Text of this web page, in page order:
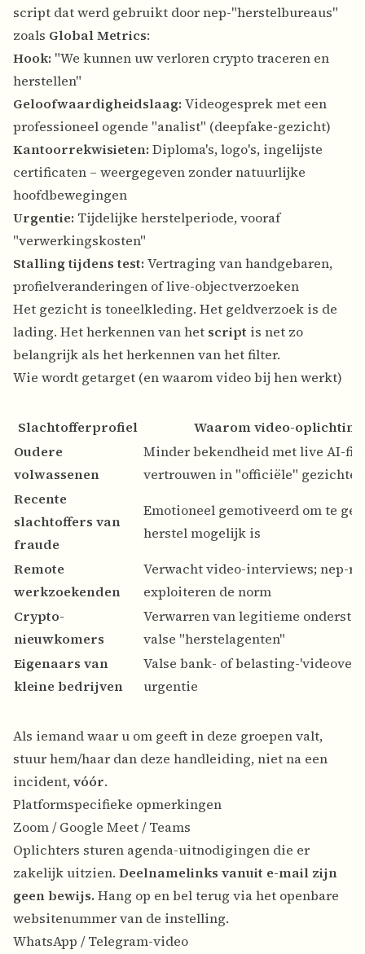
script dat werd gebruikt door nep-"herstelbureaus"
zoals Global Metrics:
Hook: "We kunnen uw verloren crypto traceren en
herstellen"
Geloofwaardigheidslaag: Videogesprek met een
professioneel ogende "analist" (deepfake-gezicht)
Kantoorrekwisieten: Diploma's, logo's, ingelijste
certificaten – weergegeven zonder natuurlijke
hoofdbewegingen
Urgentie: Tijdelijke herstelperiode, vooraf
"verwerkingskosten"
Stalling tijdens test: Vertraging van handgebaren,
profielveranderingen of live-objectverzoeken
Het gezicht is toneelkleding. Het geldverzoek is de
lading. Het herkennen van het script is net zo
belangrijk als het herkennen van het filter.
Wie wordt getarget (en waarom video bij hen werkt)
Slachtofferprofiel
Waarom video-
Oudere
volwassenen
Minder bekendheid met live AI-
vertrouwen in "officiële" gezichten
Recente
slachtoffers van
fraude
Emotioneel gemotiveerd om te
herstel mogelijk is
Remote
werkzoekenden
Verwacht video-interviews; nep-
exploiteren de norm
Crypto-
nieuwkomers
Verwarren van legitieme
valse "herstelagenten"
Eigenaars van
kleine bedrijven
Valse bank- of belasting-
urgentie
Als iemand waar u om geeft in deze groepen valt,
stuur hem/haar dan deze handleiding, niet na een
incident,vóór.
Platformspecifieke opmerkingen
Zoom / Google Meet / Teams
Oplichters sturen agenda-uitnodigingen die er
zakelijk uitzien. Deelnamelinks vanuit e-mail zijn
geen bewijs. Hang op en bel terug via het openbare
websitenummer van de instelling.
WhatsApp / Telegram-video